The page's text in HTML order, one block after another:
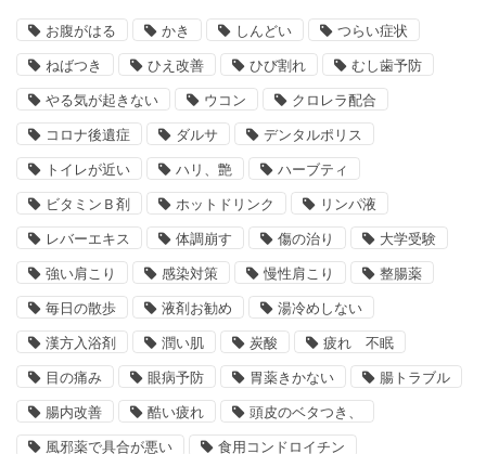
お腹がはる かき しんどい つらい症状
ねばつき ひえ改善 ひび割れ むし歯予防
やる気が起きない ウコン クロレラ配合
コロナ後遺症 ダルサ デンタルポリス
トイレが近い ハリ、艶 ハーブティ
ビタミンＢ剤 ホットドリンク リンパ液
レバーエキス 体調崩す 傷の治り 大学受験
強い肩こり 感染対策 慢性肩こり 整腸薬
毎日の散歩 液剤お勧め 湯冷めしない
漢方入浴剤 潤い肌 炭酸 疲れ 不眠
目の痛み 眼病予防 胃薬きかない 腸トラブル
腸内改善 酷い疲れ 頭皮のベタつき、
風邪薬で具合が悪い 食用コンドロイチン